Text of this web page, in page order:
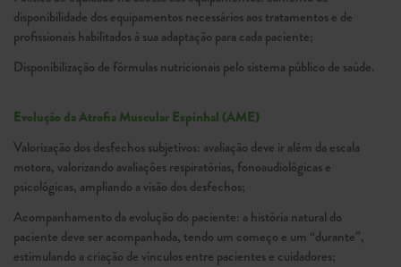
disponibilidade dos equipamentos necessários aos tratamentos e de
profissionais habilitados à sua adaptação para cada paciente;
Disponibilização de fórmulas nutricionais pelo sistema público de saúde.
Evolução da Atrofia Muscular Espinhal (AME)
Valorização dos desfechos subjetivos: avaliação deve ir além da escala
motora, valorizando avaliações respiratórias, fonoaudiológicas e
psicológicas, ampliando a visão dos desfechos;
Acompanhamento da evolução do paciente: a história natural do
paciente deve ser acompanhada, tendo um começo e um “durante”,
estimulando a criação de vínculos entre pacientes e cuidadores;